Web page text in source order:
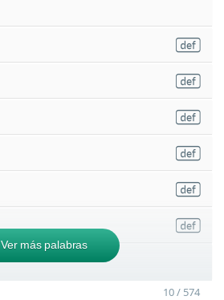
Ver más palabras
10 / 574